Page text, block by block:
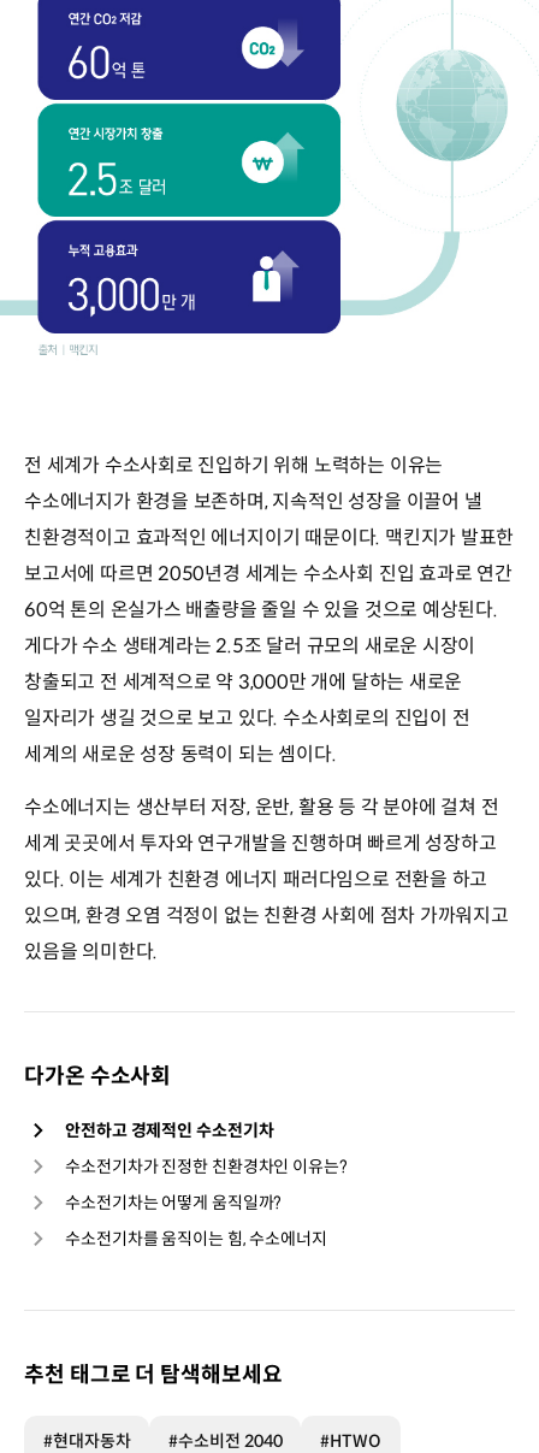
전 세계가 수소사회로 진입하기 위해 노력하는 이유는
수소에너지가 환경을 보존하며, 지속적인 성장을 이끌어 낼
친환경적이고 효과적인 에너지이기 때문이다. 맥킨지가 발표한
보고서에 따르면 2050년경 세계는 수소사회 진입 효과로 연간
60억 톤의 온실가스 배출량을 줄일 수 있을 것으로 예상된다.
게다가 수소 생태계라는 2.5조 달러 규모의 새로운 시장이
창출되고 전 세계적으로 약 3,000만 개에 달하는 새로운
일자리가 생길 것으로 보고 있다. 수소사회로의 진입이 전
세계의 새로운 성장 동력이 되는 셈이다.
수소에너지는 생산부터 저장, 운반, 활용 등 각 분야에 걸쳐 전
세계 곳곳에서 투자와 연구개발을 진행하며 빠르게 성장하고
있다. 이는 세계가 친환경 에너지 패러다임으로 전환을 하고
있으며, 환경 오염 걱정이 없는 친환경 사회에 점차 가까워지고
있음을 의미한다.
다가온 수소사회
안전하고 경제적인 수소전기차
수소전기차가 진정한 친환경차인 이유는?
수소전기차는 어떻게 움직일까?
수소전기차를 움직이는 힘, 수소에너지
추천 태그로 더 탐색해보세요
#현대자동차 #수소비전 2040 #HTWO